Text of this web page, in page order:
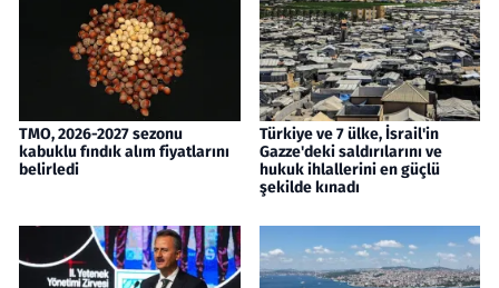
TMO, 2026-2027 sezonu
kabuklu fındık alım fiyatlarını
belirledi
Türkiye ve 7 ülke, İsrail'in
Gazze'deki saldırılarını ve
hukuk ihlallerini en güçlü
şekilde kınadı